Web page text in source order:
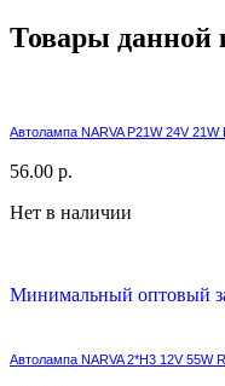
Товары данной
Автолампа NARVA P21W 24V 21W
56.00 р.
Нет в наличии
Минимальный оптовый
Автолампа NARVA 2*H3 12V 55W